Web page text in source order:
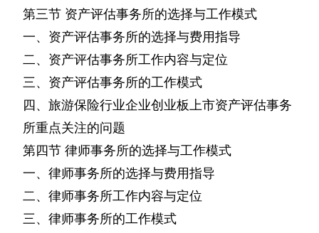
第三节 资产评估事务所的选择与工作模式
一、资产评估事务所的选择与费用指导
二、资产评估事务所工作内容与定位
三、资产评估事务所的工作模式
四、旅游保险行业企业创业板上市资产评估事务
所重点关注的问题
第四节 律师事务所的选择与工作模式
一、律师事务所的选择与费用指导
二、律师事务所工作内容与定位
三、律师事务所的工作模式